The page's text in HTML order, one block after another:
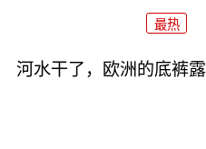
最热
河水干了，欧洲的底裤